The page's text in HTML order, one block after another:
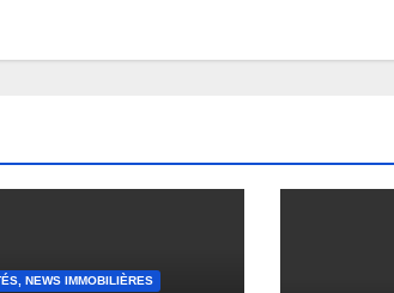
NEWS IMMOBILIÈRES